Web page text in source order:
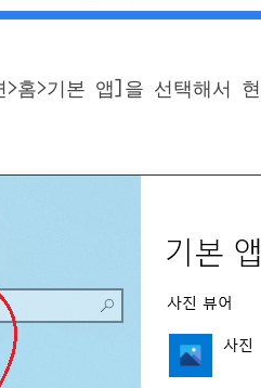
홈>기본 앱]을 선택해서